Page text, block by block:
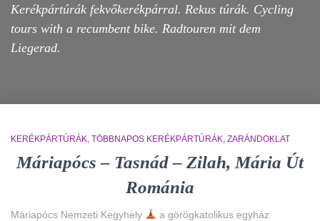
Kerékpártúrák fekvőkerékpárral. Rekus túrák. Cycling
tours with a recumbent bike. Radtouren mit dem
Liegerad.
KERÉKPÁRTÚRÁK TÖBBNAPOS KERÉKPÁRTÚRÁK ZARÁNDOKLAT
Máriapócs – Tasnád – Zilah, Mária Út
Románia
Máriapócs Nemzeti Kegyhely
a görögkatolikus egyház